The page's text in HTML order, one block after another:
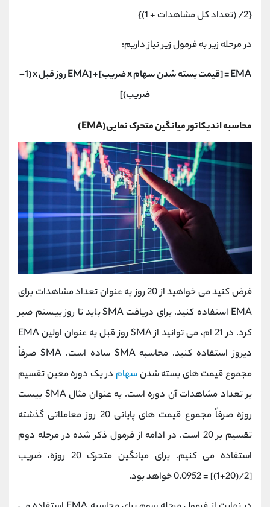
{2/ (تعداد کل مشاهدات + 1)}
در مرحله زیر به فرمول زیر نیاز داریم:
EMA = [قیمت بسته شدن سهام x ضریب] + [EMA روز قبل x (1–
ضریب)]
محاسبه اندیکاتور میانگین متحرک نمایی(EMA)
فرض کنید می خواهید از 20 روز به عنوان تعداد مشاهدات برای
EMA استفاده کنید. برای دریافت SMA باید تا روز بیستم صبر
کرد. در 21 ام، می توانید از SMA روز قبل به عنوان اولین EMA
دیروز استفاده کنید. محاسبه SMA ساده است. SMA صرفاً
مجموع قیمت های بسته شدنسهام در یک دوره معین تقسیم
بر تعداد مشاهدات آن دوره است. به عنوان مثال SMA بیست
روزه صرفاً مجموع قیمت های پایانی 20 روز معاملاتی گذشته
تقسیم بر 20 است. در ادامه از فرمول ذکر شده در مرحله دوم
استفاده می کنیم. برای میانگین متحرک 20 روزه، ضریب
[2/(20+1)] = 0.0952 خواهد بود.